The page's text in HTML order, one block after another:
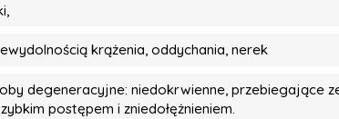
krążenia, oddychania, nerek
degeneracyjne: niedokrwienne, przebiegające
postępem i zniedołężnieniem.